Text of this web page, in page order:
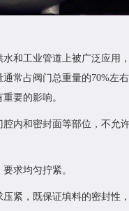
水和工业管道上被广泛应用
常占阀门总重量的70%左
要的影响。
腔内和密封面等部位，不允
求均匀拧紧。
压紧，既保证填料的密封性